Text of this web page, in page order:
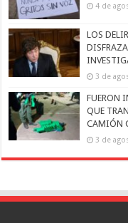
4 de
LOS
3 de
FUERON
QUE
CAMIÓN
3 de